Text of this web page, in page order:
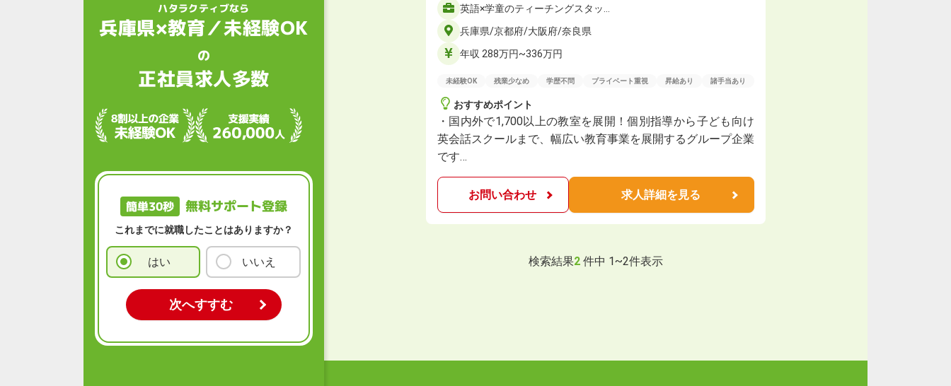
ハタラクティブなら
兵庫県×教育／未経験OK
の
正社員求人多数
簡単30秒 無料サポート登録
これまでに就職したことはありますか？
はい いいえ
英語×学童のティーチングスタッ…
兵庫県/京都府/大阪府/奈良県
年収 288万円~336万円
未経験OK 残業少なめ 学歴不問 プライベート重視 昇給あり 諸手当あり
おすすめポイント
・国内外で1,700以上の教室を展開！個別指導から子ども向け
英会話スクールまで、幅広い教育事業を展開するグループ企業
です…
お問い合わせ 求人詳細を見る
検索結果2 件中 1~2件表示